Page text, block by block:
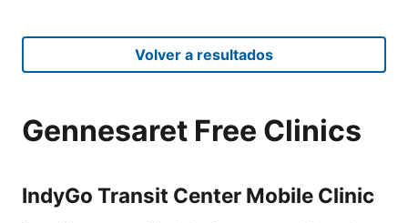
Volver a resultados
Gennesaret Free Clinics
IndyGo Transit Center Mobile Clinic